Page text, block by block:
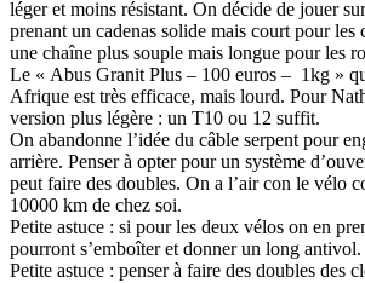
léger et moins résistant. On décide de jouer
prenant un cadenas solide mais court pour les
une chaîne plus souple mais longue pour les
Le « Abus Granit Plus – 100 euros – 1kg »
Afrique est très efficace, mais lourd. Pour
version plus légère : un T10 ou 12 suffit.
On abandonne l’idée du câble serpent pour
arrière. Penser à opter pour un système
peut faire des doubles. On a l’air con le vélo
10000 km de chez soi.
Petite astuce : si pour les deux vélos on en
pourront s’emboîter et donner un long antivol.
Petite astuce : penser à faire des doubles des